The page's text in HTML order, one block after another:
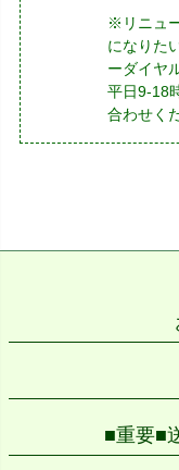
※リニュ
になりた
ーダイヤ
平日9-18
合わせく
■重要■